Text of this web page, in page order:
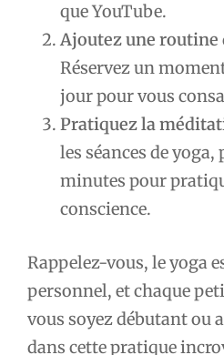
que YouTube.
Ajoutez une
Réservez un
jour pour vous
Pratiquez la
les séances de yoga,
minutes pour
conscience.
Rappelez-vous, le yoga
personnel, et chaque
vous soyez débutant ou
dans cette pratique